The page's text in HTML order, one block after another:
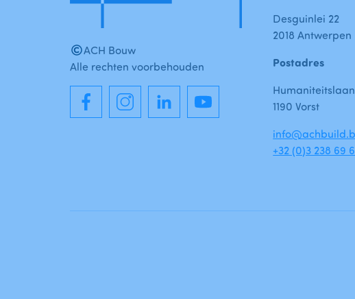
Desguinlei 22
2018 Antwerpen
Postadres
1190 Vorst
+32 (0)3 238 69
ACH Bouw
Alle rechten voorbehouden